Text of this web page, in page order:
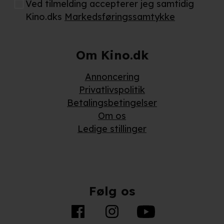
Ved tilmelding accepterer jeg samtidig
Kino.dks Markedsføringssamtykke
Om Kino.dk
Annoncering
Privatlivspolitik
Betalingsbetingelser
Om os
Ledige stillinger
Følg os